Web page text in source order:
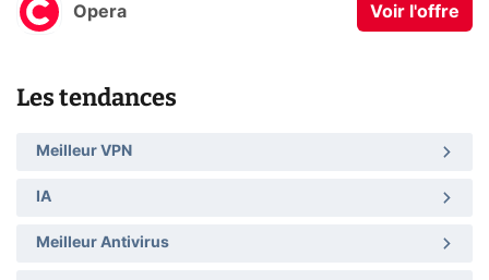
Opera Voir l'offre
Les tendances
Meilleur VPN
IA
Meilleur Antivirus